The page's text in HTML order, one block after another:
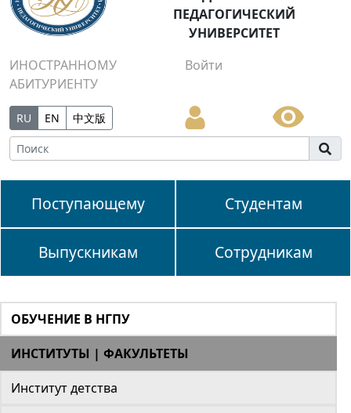
ПЕДАГОГИЧЕСКИЙ
УНИВЕРСИТЕТ
ИНОСТРАННОМУ
АБИТУРИЕНТУ
Войти
RU EN 中文版
Поступающему Студентам
Выпускникам Сотрудникам
ОБУЧЕНИЕ В НГПУ
ИНСТИТУТЫ | ФАКУЛЬТЕТЫ
Институт детства